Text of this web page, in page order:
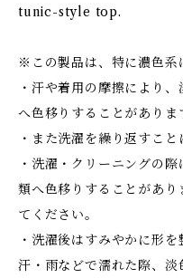
tunic-style top.
※この製品は、特に濃色系
・汗や着用の摩擦により
へ色移りすることがありま
・また洗濯を繰り返すこと
・洗濯・クリーニングの
類へ色移りすることがあり
てください。
・洗濯後はすみやかに形
汗・雨などで濡れた際、